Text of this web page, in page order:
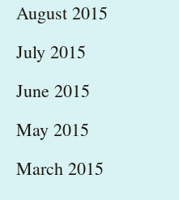
August 2015
July 2015
June 2015
May 2015
March 2015